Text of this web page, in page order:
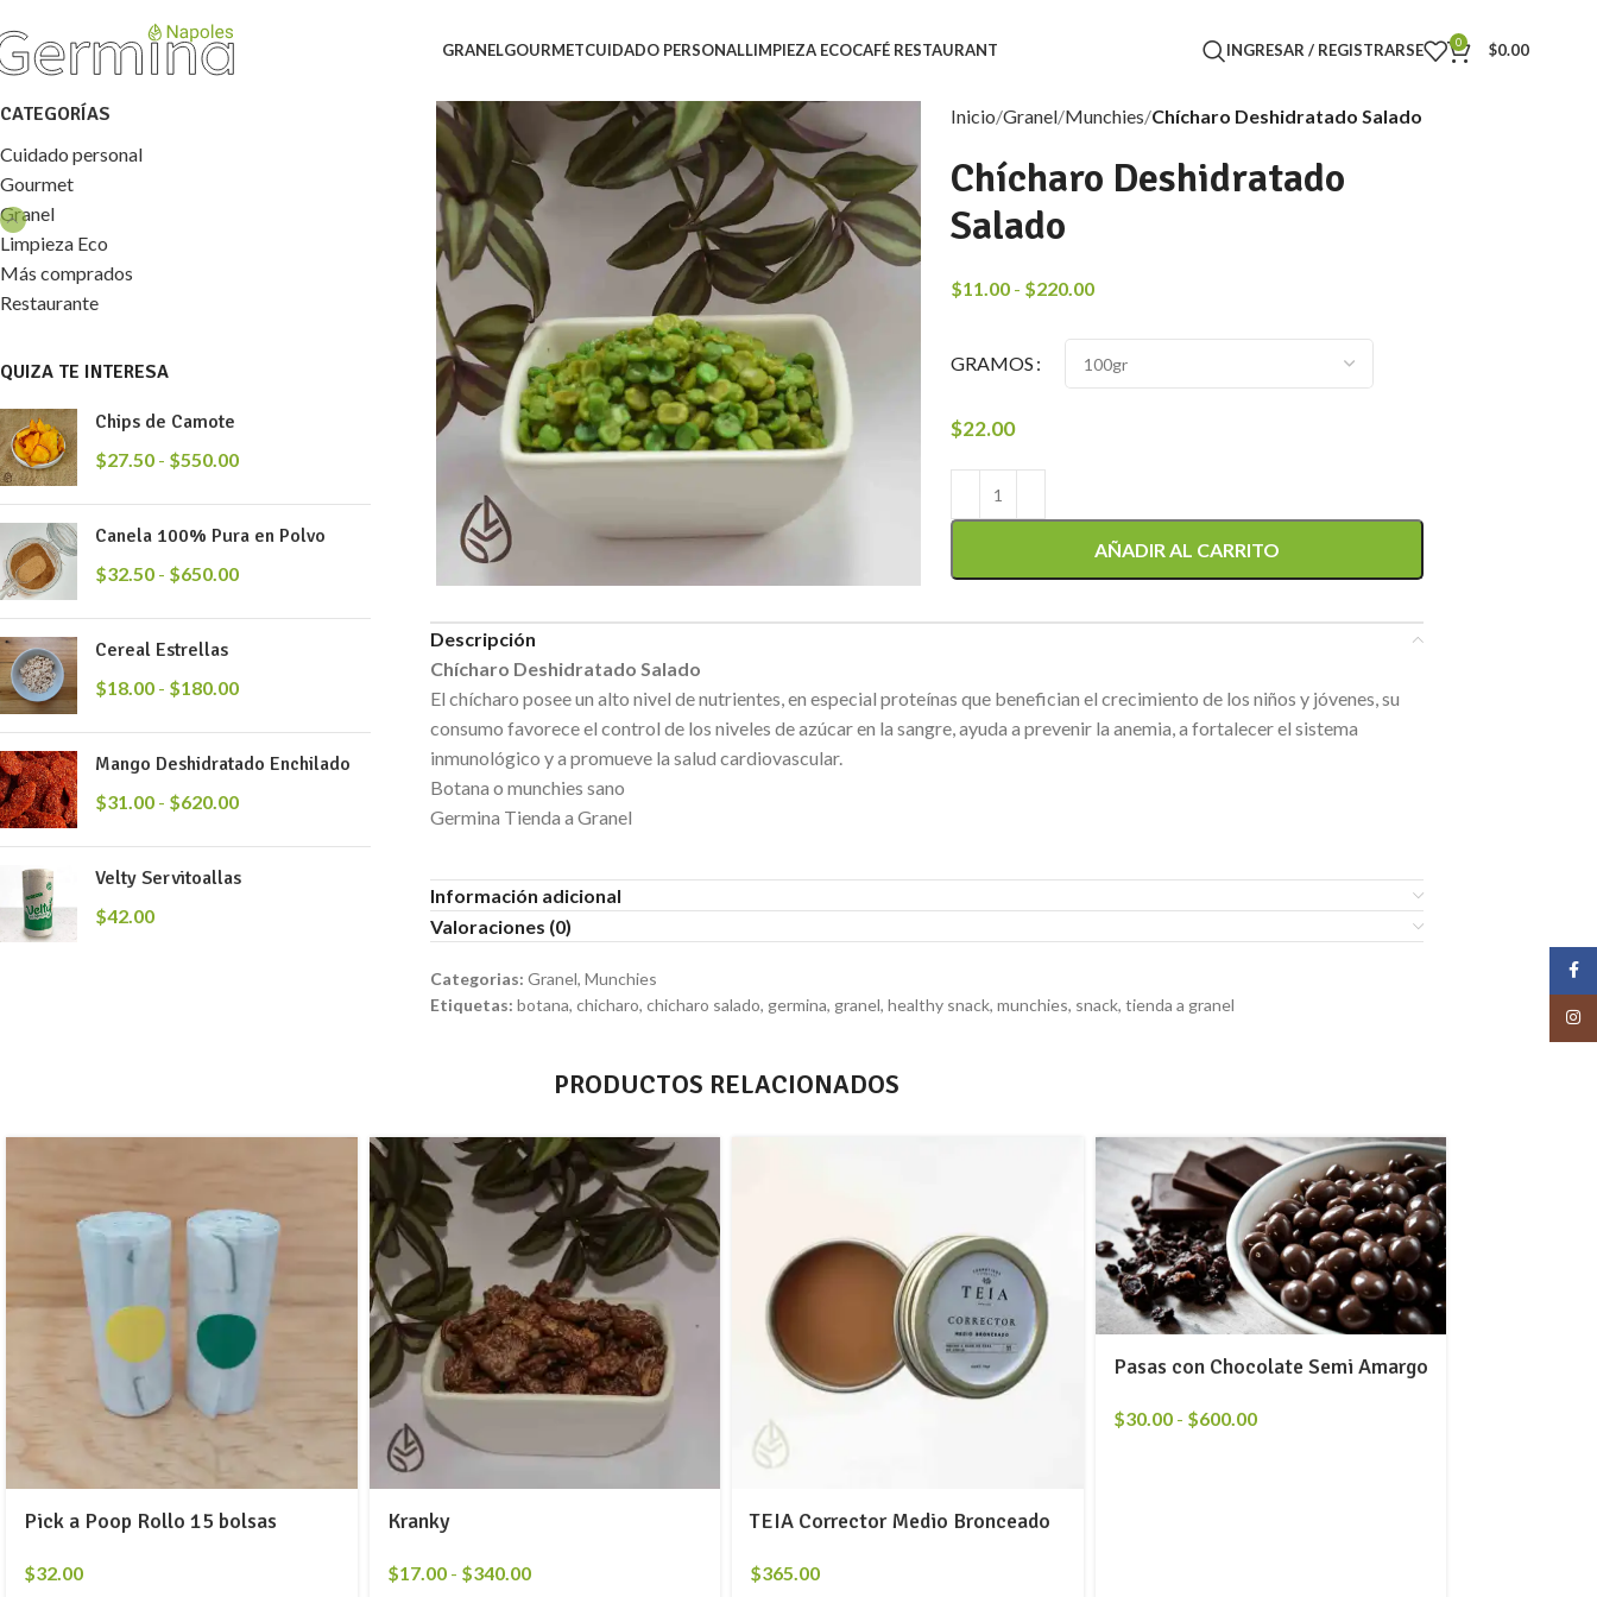
GRANELGOURMETCUIDADO PERSONALLIMPIEZA ECOCAFÉ RESTAURANT INGRESAR / REGISTRARSE 0 $0.00
CATEGORÍAS
Cuidado personal
Gourmet
Granel
Limpieza Eco
Más comprados
Restaurante
QUIZA TE INTERESA
Chips de Camote
$27.50 - $550.00
Canela 100% Pura en Polvo
$32.50 - $650.00
Cereal Estrellas
$18.00 - $180.00
Mango Deshidratado Enchilado
$31.00 - $620.00
Velty Servitoallas
$42.00
Inicio Granel Munchies Chícharo Deshidratado Salado
Chícharo Deshidratado
Salado
$11.00 - $220.00
GRAMOS
$22.00
AÑADIR AL CARRITO
Descripción
Chícharo Deshidratado Salado
El chícharo posee un alto nivel de nutrientes, en especial proteínas que benefician el crecimiento de los niños y jóvenes, su
consumo favorece el control de los niveles de azúcar en la sangre, ayuda a prevenir la anemia, a fortalecer el sistema
inmunológico y a promueve la salud cardiovascular.
Botana o munchies sano
Germina Tienda a Granel
Información adicional
Valoraciones (0)
Categorias:Granel,Munchies
Etiquetas:botana,chicharo,chicharo salado, germina, granel,healthy snack,munchies, snack,tienda a granel
PRODUCTOS RELACIONADOS
Pick a Poop Rollo 15 bolsas
$32.00
Kranky
$17.00 - $340.00
TEIA Corrector Medio Bronceado
$365.00
Pasas con Chocolate Semi Amargo
$30.00 - $600.00